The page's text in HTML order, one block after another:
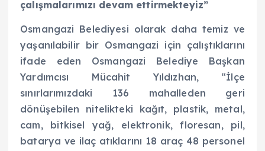
çalışmalarımızı devam ettirmekteyiz”
Osmangazi Belediyesi olarak daha temiz ve
yaşanılabilir bir Osmangazi için çalıştıklarını
ifade eden Osmangazi Belediye Başkan
Yardımcısı Mücahit Yıldızhan, “İlçe
sınırlarımızdaki 136 mahalleden geri
dönüşebilen nitelikteki kağıt, plastik, metal,
cam, bitkisel yağ, elektronik, floresan, pil,
batarya ve ilaç atıklarını 18 araç 48 personel